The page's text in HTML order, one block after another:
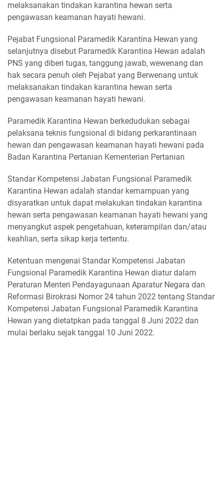
melaksanakan tindakan karantina hewan serta
pengawasan keamanan hayati hewani.
Pejabat Fungsional Paramedik Karantina Hewan yang
selanjutnya disebut Paramedik Karantina Hewan adalah
PNS yang diberi tugas, tanggung jawab, wewenang dan
hak secara penuh oleh Pejabat yang Berwenang untuk
melaksanakan tindakan karantina hewan serta
pengawasan keamanan hayati hewani.
Paramedik Karantina Hewan berkedudukan sebagai
pelaksana teknis fungsional di bidang perkarantinaan
hewan dan pengawasan keamanan hayati hewani pada
Badan Karantina Pertanian Kementerian Pertanian
Standar Kompetensi Jabatan Fungsional Paramedik
Karantina Hewan adalah standar kemampuan yang
disyaratkan untuk dapat melakukan tindakan karantina
hewan serta pengawasan keamanan hayati hewani yang
menyangkut aspek pengetahuan, keterampilan dan/atau
keahlian, serta sikap kerja tertentu.
Ketentuan mengenai Standar Kompetensi Jabatan
Fungsional Paramedik Karantina Hewan diatur dalam
Peraturan Menteri Pendayagunaan Aparatur Negara dan
Reformasi Birokrasi Nomor 24 tahun 2022 tentang Standar
Kompetensi Jabatan Fungsional Paramedik Karantina
Hewan yang dietatpkan pada tanggal 8 Juni 2022 dan
mulai berlaku sejak tanggal 10 Juni 2022.